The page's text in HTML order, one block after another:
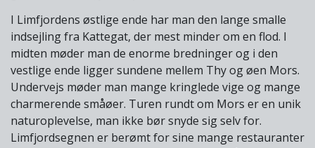
I Limfjordens østlige ende har man den lange smalle
indsejling fra Kattegat, der mest minder om en flod. I
midten møder man de enorme bredninger og i den
vestlige ende ligger sundene mellem Thy og øen Mors.
Undervejs møder man mange kringlede vige og mange
charmerende småøer. Turen rundt om Mors er en unik
naturoplevelse, man ikke bør snyde sig selv for.
Limfjordsegnen er berømt for sine mange restauranter